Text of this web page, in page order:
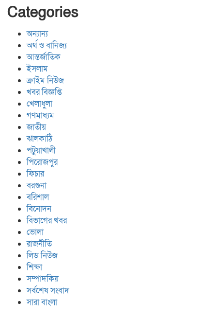
Categories
অন্যান্য
অর্থ ও বানিজ্য
আন্তর্জাতিক
ইসলাম
ক্রাইম নিউজ
খবর বিজ্ঞপ্তি
খেলাধুলা
গণমাধ্যম
জাতীয়
ঝালকাঠি
পটুয়াখালী
পিরোজপুর
ফিচার
বরগুনা
বরিশাল
বিনোদন
বিভাগের খবর
ভোলা
রাজনীতি
লিড নিউজ
শিক্ষা
সম্পাদকিয়
সর্বশেষ সংবাদ
সারা বাংলা